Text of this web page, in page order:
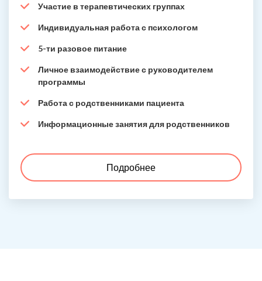
Участие в терапевтических группах
Индивидуальная работа с психологом
5-ти разовое питание
Личное взаимодействие с руководителем
программы
Работа с родственниками пациента
Информационные занятия для родственников
Подробнее